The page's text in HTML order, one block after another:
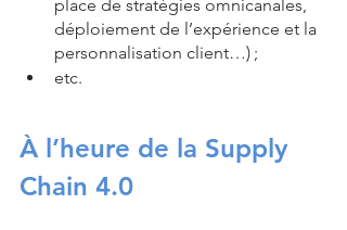
place de stratégies omnicanales,
déploiement de l’expérience et la
personnalisation client…) ;
etc.
À l’heure de la Supply
Chain 4.0